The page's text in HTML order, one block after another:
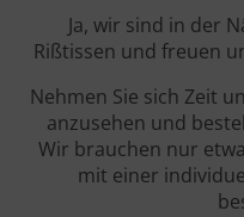
Ja, wir sind in der
Rißtissen und freuen
Nehmen Sie sich Zeit
anzusehen und
Wir brauchen nur
mit einer